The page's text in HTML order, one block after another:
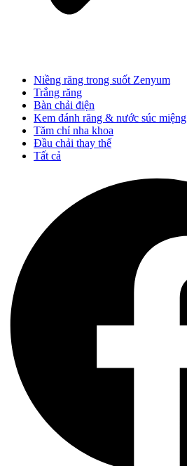
Niềng răng trong suốt Zenyum
Trắng răng
Bàn chải điện
Kem đánh răng & nước súc miệng
Tăm chỉ nha khoa
Đầu chải thay thế
Tất cả